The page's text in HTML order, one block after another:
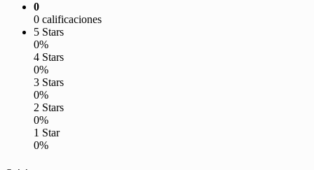
0
0 calificaciones
5 Stars
0%
4 Stars
0%
3 Stars
0%
2 Stars
0%
1 Star
0%